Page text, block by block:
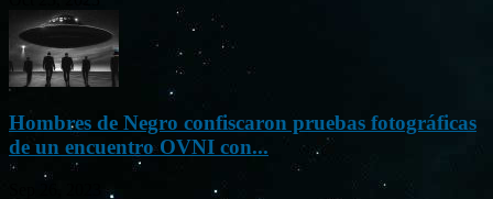
Hombres de Negro confiscaron pruebas fotográficas
de un encuentro OVNI con...